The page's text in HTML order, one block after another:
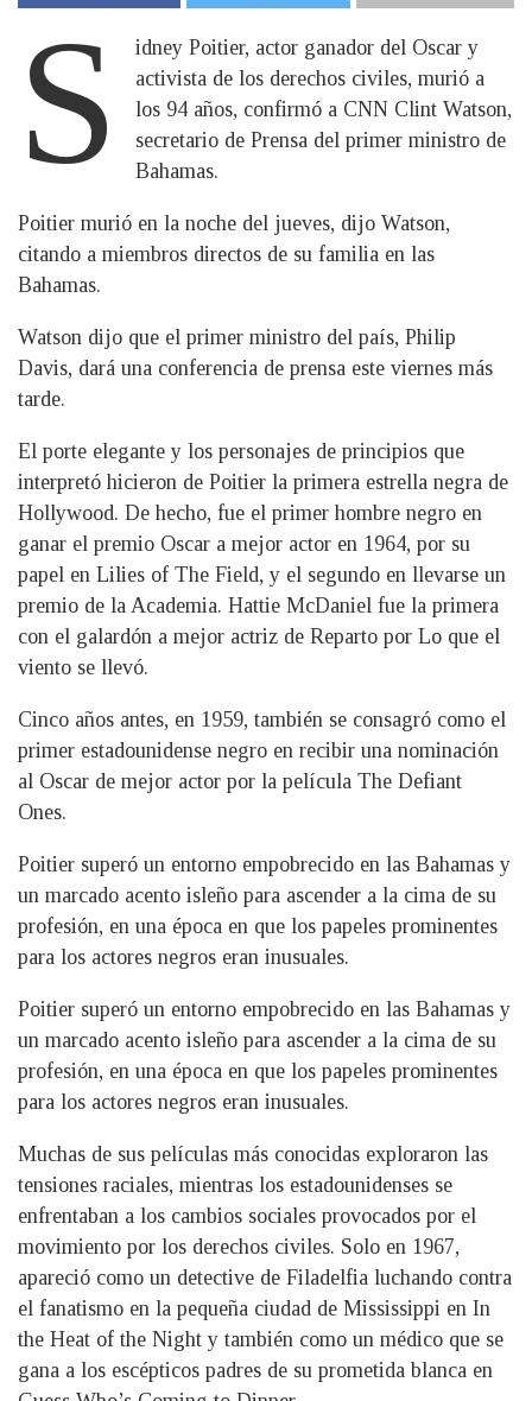
S
idney Poitier, actor ganador del Oscar y
activista de los derechos civiles, murió a
los 94 años, confirmó a CNN Clint Watson,
secretario de Prensa del primer ministro de
Bahamas.
Poitier murió en la noche del jueves, dijo Watson,
citando a miembros directos de su familia en las
Bahamas.
Watson dijo que el primer ministro del país, Philip
Davis, dará una conferencia de prensa este viernes más
tarde.
El porte elegante y los personajes de principios que
interpretó hicieron de Poitier la primera estrella negra de
Hollywood. De hecho, fue el primer hombre negro en
ganar el premio Oscar a mejor actor en 1964, por su
papel en Lilies of The Field, y el segundo en llevarse un
premio de la Academia. Hattie McDaniel fue la primera
con el galardón a mejor actriz de Reparto por Lo que el
viento se llevó.
Cinco años antes, en 1959, también se consagró como el
primer estadounidense negro en recibir una nominación
al Oscar de mejor actor por la película The Defiant
Ones.
Poitier superó un entorno empobrecido en las Bahamas y
un marcado acento isleño para ascender a la cima de su
profesión, en una época en que los papeles prominentes
para los actores negros eran inusuales.
Poitier superó un entorno empobrecido en las Bahamas y
un marcado acento isleño para ascender a la cima de su
profesión, en una época en que los papeles prominentes
para los actores negros eran inusuales.
Muchas de sus películas más conocidas exploraron las
tensiones raciales, mientras los estadounidenses se
enfrentaban a los cambios sociales provocados por el
movimiento por los derechos civiles. Solo en 1967,
apareció como un detective de Filadelfia luchando contra
el fanatismo en la pequeña ciudad de Mississippi en In
the Heat of the Night y también como un médico que se
gana a los escépticos padres de su prometida blanca en